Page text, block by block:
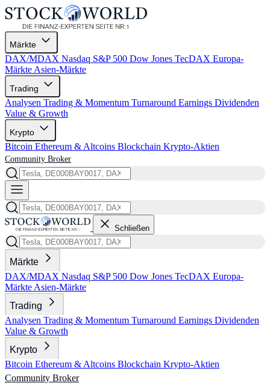
Märkte
DAX/MDAX Nasdaq S&P 500 Dow Jones TecDAX Europa-
Märkte Asien-Märkte
Trading
Analysen Trading & Momentum Turnaround Earnings Dividenden
Value & Growth
Krypto
Bitcoin Ethereum & Altcoins Blockchain Krypto-Aktien
Community Broker
Schließen
Märkte
DAX/MDAX Nasdaq S&P 500 Dow Jones TecDAX Europa-
Märkte Asien-Märkte
Trading
Analysen Trading & Momentum Turnaround Earnings Dividenden
Value & Growth
Krypto
Bitcoin Ethereum & Altcoins Blockchain Krypto-Aktien
Community Broker